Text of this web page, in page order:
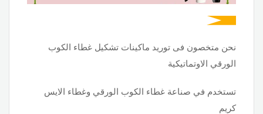
نحن متخصون فى توريد ماكينات تشكيل غطاء الكوب
الورقي الاوتماتيكية
تستخدم في صناعة غطاء الكوب الورقي وغطاء الايس
كريم